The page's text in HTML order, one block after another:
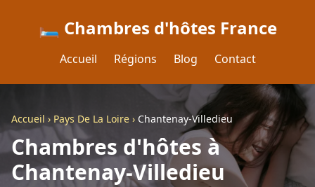
🛏️ Chambres d'hôtes France
Accueil Régions Blog Contact
Accueil › Pays De La Loire › Chantenay-Villedieu
Chambres d'hôtes à
Chantenay-Villedieu